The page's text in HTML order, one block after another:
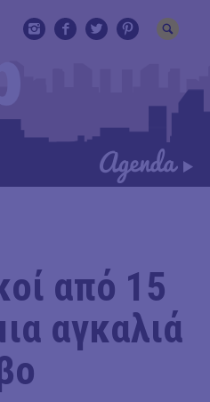
από 15
αγκαλιά